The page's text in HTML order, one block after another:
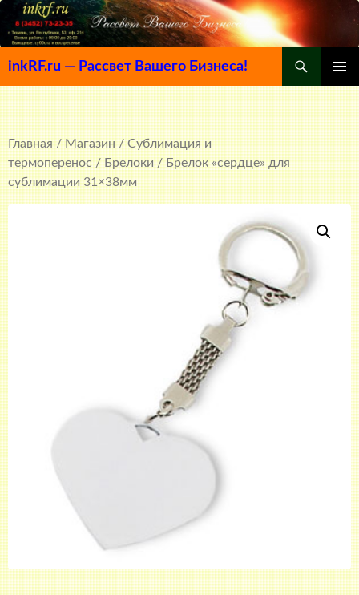
inkRF.ru — Рассвет Вашего Бизнеса!
МЕНЮ
К
СОДЕРЖИМОМУ
Главная/Магазин/Сублимация и
термоперенос/Брелоки/ Брелок «сердце» для
сублимации 31×38мм